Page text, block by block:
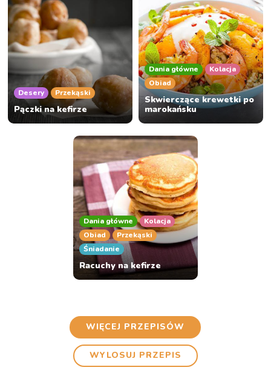
Desery Przekąski
Pączki na kefirze
Dania główne
Kolacja
Obiad
Skwierczące krewetki po
marokańsku
Dania główne
Kolacja
Obiad
Przekąski
Śniadanie
Racuchy na kefirze
WIĘCEJ PRZEPISÓW
WYLOSUJ PRZEPIS